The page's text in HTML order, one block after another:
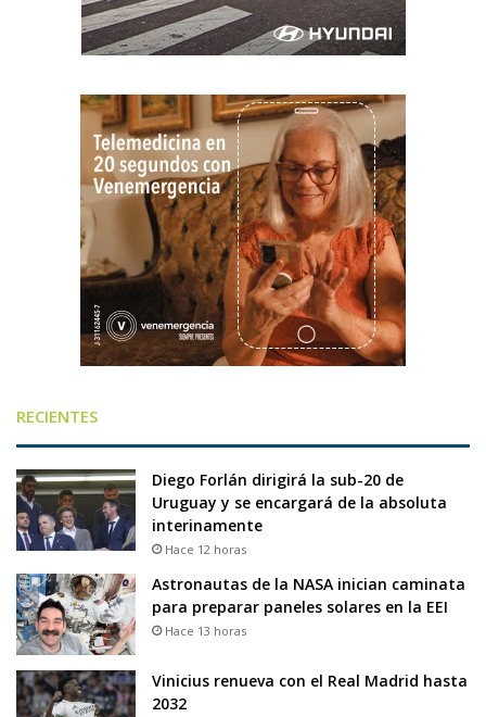
RECIENTES
Diego Forlán dirigirá la sub-20 de
Uruguay y se encargará de la absoluta
interinamente
Hace 12 horas
Astronautas de la NASA inician caminata
para preparar paneles solares en la EEI
Hace 13 horas
Vinicius renueva con el Real Madrid hasta
2032